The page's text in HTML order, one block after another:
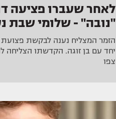
לאחר שעברו פציעה
"נובה" - שלומי שבת
הזמר המצליח נענה לבקשת
יחד עם בן זוגה. הקדשתו הצליחה
צפו